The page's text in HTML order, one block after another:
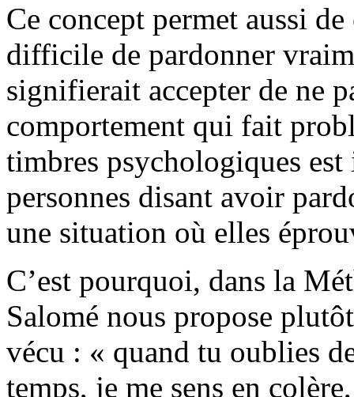
Ce concept permet aussi
difficile de pardonner
signifierait accepter de ne
comportement qui fait
timbres psychologiques
personnes disant avoir
une situation où elles
C’est pourquoi, dans la
Salomé nous propose
vécu : « quand tu oublies
temps, je me sens en